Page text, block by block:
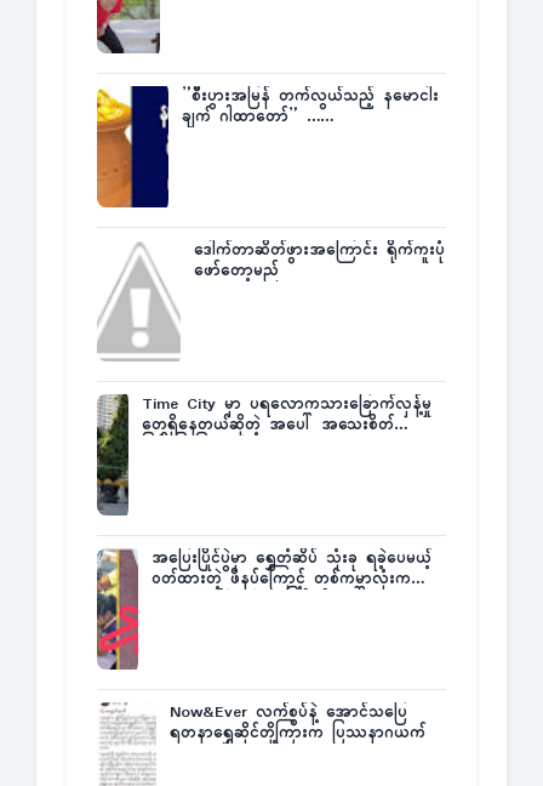
”စီးပွားအမြန် တက်လွယ်သည့် နမောငါး
ချက် ဂါထာတော်” ……
ဒေါက်တာဆိတ်ဖွားအကြောင်း ရိုက်ကူးပုံ
ဖော်တော့မည်
Time City မှာ ပရလောကသားခြောက်လှန့်မှု
တွေရှိနေတယ်ဆိုတဲ့ အပေါ် အသေးစိတ်
အပြေးပြိုင်ပွဲမှာ ရွှေတံဆိပ် သုံးခု ရခဲ့ပေမယ့်
ဝတ်ထားတဲ့ ဖိနပ်ကြောင့် တစ်ကမ္ဘာလုံးက
Now&Ever လက်စွပ်နဲ့ အောင်သပြေ
ရတနာရွှေဆိုင်တို့ကြားက ပြဿနာဂယက်